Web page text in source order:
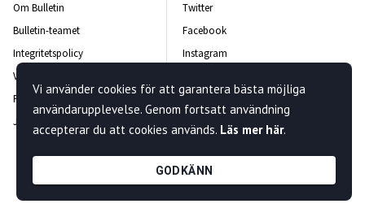
Om Bulletin
Bulletin-teamet
Integritetspolicy
Vanliga frågor och svar
Rättelsepolicy
Jobba hos oss
Twitter
Facebook
Instagram
Nyhetsbrev
Vi använder cookies för att garantera bästa möjliga
användarupplevelse. Genom fortsatt användning
accepterar du att cookies används. Läs mer här.
GODKÄNN